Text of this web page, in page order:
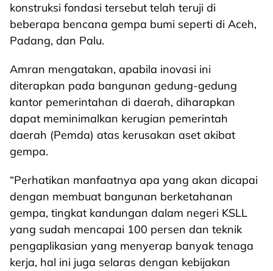
konstruksi fondasi tersebut telah teruji di
beberapa bencana gempa bumi seperti di Aceh,
Padang, dan Palu.
Amran mengatakan, apabila inovasi ini
diterapkan pada bangunan gedung-gedung
kantor pemerintahan di daerah, diharapkan
dapat meminimalkan kerugian pemerintah
daerah (Pemda) atas kerusakan aset akibat
gempa.
“Perhatikan manfaatnya apa yang akan dicapai
dengan membuat bangunan berketahanan
gempa, tingkat kandungan dalam negeri KSLL
yang sudah mencapai 100 persen dan teknik
pengaplikasian yang menyerap banyak tenaga
kerja, hal ini juga selaras dengan kebijakan